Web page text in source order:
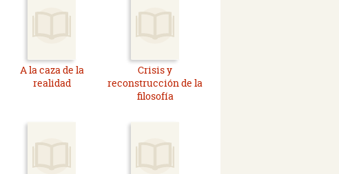
A la caza de la
realidad
Crisis y
reconstrucción de la
filosofía